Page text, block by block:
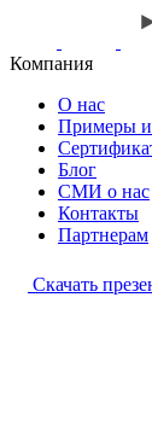
Компания
О нас
Примеры
Блог
СМИ о нас
Контакты
Партнерам
Скачать